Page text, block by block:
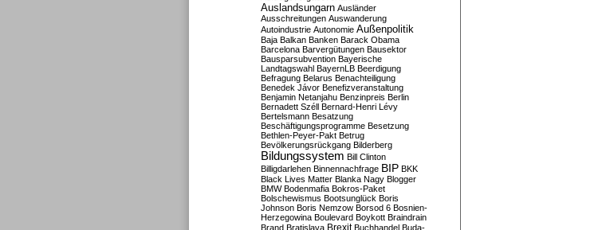
Auslandsungarn Ausländer
Ausschreitungen Auswanderung
Autoindustrie Autonomie Außenpolitik
Baja Balkan Banken Barack Obama
Barcelona Barvergütungen Bausektor
Bausparsubvention Bayerische
Landtagswahl BayernLB Beerdigung
Befragung Belarus Benachteiligung
Benedek Jávor Benefizveranstaltung
Benjamin Netanjahu Benzinpreis Berlin
Bernadett Széll Bernard-Henri Lévy
Bertelsmann Besatzung
Beschäftigungsprogramme Besetzung
Bethlen-Peyer-Pakt Betrug
Bevölkerungsrückgang Bilderberg
Bildungssystem Bill Clinton
Billigdarlehen Binnennachfrage BIP BKK
Black Lives Matter Blanka Nagy Blogger
BMW Bodenmafia Bokros-Paket
Bolschewismus Bootsunglück Boris
Johnson Boris Nemzow Borsod 6 Bosnien-
Herzegowina Boulevard Boykott Braindrain
Brand Bratislava Brexit Buchhandel Buda-